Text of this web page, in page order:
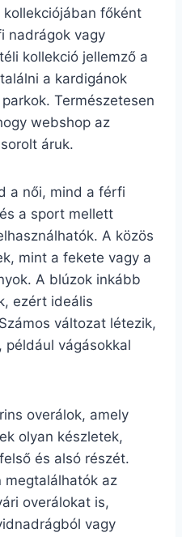
főként
nadrágok vagy
kollekció jellemző a
a kardigánok
Természetesen
webshop az
áruk.
a női, mind a férfi
a sport mellett
A közös
mint a fekete vagy a
A blúzok inkább
ezért ideális
változat létezik,
vágásokkal
overálok, amely
olyan készletek,
és alsó részét.
megtalálhatók az
overálokat is,
vagy